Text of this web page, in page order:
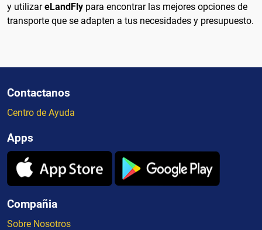
y utilizareLandFly para encontrar las mejores opciones de
transporte que se adapten a tus necesidades y presupuesto.
Contactanos
Centro de Ayuda
Apps
Compañia
Sobre Nosotros